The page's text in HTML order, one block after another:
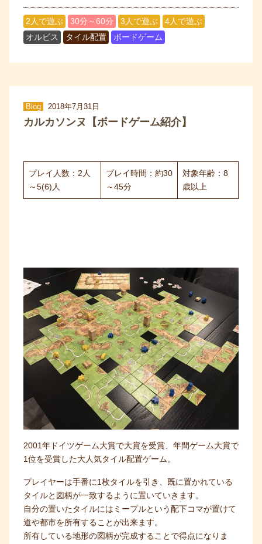
2人で遊ぶ 30分～60分 3人で遊ぶ
4人で遊ぶ
オルビス
タイル配置 ボードゲーム
Blog 2018年7月31日
カルカソンヌ【ボードゲーム紹介】
プレイ人数：2人
～5(6)人
プレイ時間：約30
～45分
対象年齢：8
歳以上
2001年ドイツゲーム大賞で大賞を受賞、年間ゲーム大賞で
1位を受賞した大人気タイル配置ゲーム。
プレイヤーは手番に1枚タイルを引き、既に置かれている
タイルと図柄が一致するように置いていきます。
自分の置いたタイルにはミープルという配下コマが置けて
道や都市を所有することが出来ます。
所有している地形の図柄が完成することで得点になりま